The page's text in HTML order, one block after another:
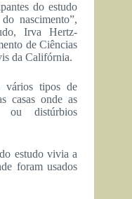
do estudo
nascimento”,
Irva Hertz-
de Ciências
da Califórnia.
vários tipos de
casas onde as
ou distúrbios
estudo vivia a
foram usados